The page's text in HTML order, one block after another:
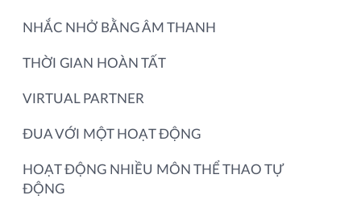
NHẮC NHỞ BẰNG ÂM THANH
THỜI GIAN HOÀN TẤT
VIRTUAL PARTNER
ĐUA VỚI MỘT HOẠT ĐỘNG
HOẠT ĐỘNG NHIỀU MÔN THỂ THAO TỰ
ĐỘNG